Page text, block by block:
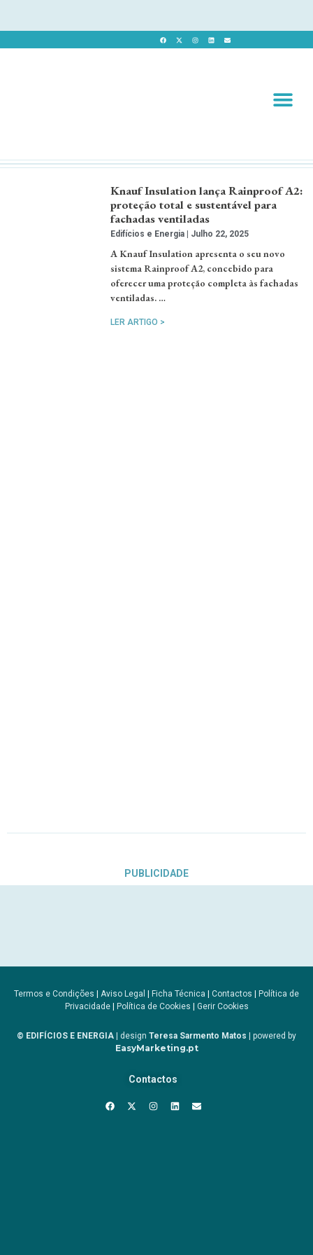
Knauf Insulation lança Rainproof A2:
proteção total e sustentável para
fachadas ventiladas
Edifícios e Energia Julho 22, 2025
A Knauf Insulation apresenta o seu novo
sistema Rainproof A2, concebido para
oferecer uma proteção completa às fachadas
ventiladas. …
LER ARTIGO >
PUBLICIDADE
Termos e Condições | Aviso Legal | Ficha Técnica | Contactos | Política de
Privacidade| Política de Cookies | Gerir Cookies
© EDIFÍCIOS E ENERGIA | design Teresa Sarmento Matos | powered by
EasyMarketing.pt
Contactos